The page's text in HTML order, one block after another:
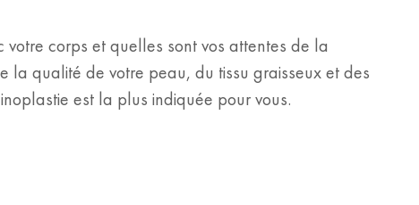
corps et quelles sont vos attentes de la
la qualité de votre peau, du tissu graisseux et des
est la plus indiquée pour vous.